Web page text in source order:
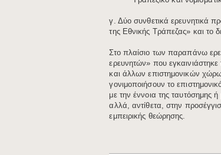
γ. Δύο συνθετικά ερευνητικά
της Εθνικής Τράπεζας» και το
Στο πλαίσιο των παραπάνω
ερευνητών» που
και άλλων επιστημονικών
γονιμοποιήσουν το
με την έννοια της ταυτόσημης
αλλά, αντίθετα, στην
εμπειρικής θεώρησης.